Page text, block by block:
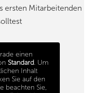
ersten Mitarbeitenden
einen
Standard. Um
Inhalt
Sie auf den
beachten Sie,